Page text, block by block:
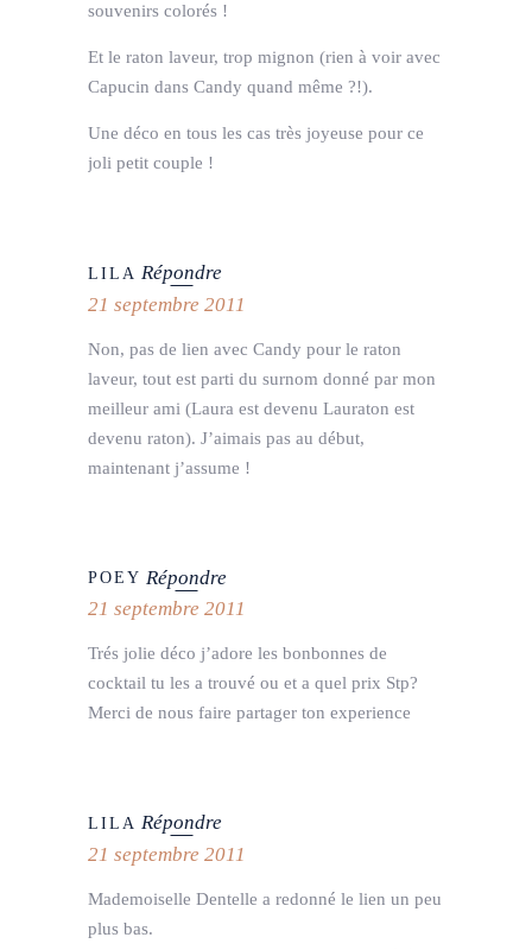
souvenirs colorés !
Et le raton laveur, trop mignon (rien à voir avec
Capucin dans Candy quand même ?!).
Une déco en tous les cas très joyeuse pour ce
joli petit couple !
LILA Répondre
21 septembre 2011
Non, pas de lien avec Candy pour le raton
laveur, tout est parti du surnom donné par mon
meilleur ami (Laura est devenu Lauraton est
devenu raton). J’aimais pas au début,
maintenant j’assume !
POEY Répondre
21 septembre 2011
Trés jolie déco j’adore les bonbonnes de
cocktail tu les a trouvé ou et a quel prix Stp?
Merci de nous faire partager ton experience
LILA Répondre
21 septembre 2011
Mademoiselle Dentelle a redonné le lien un peu
plus bas.